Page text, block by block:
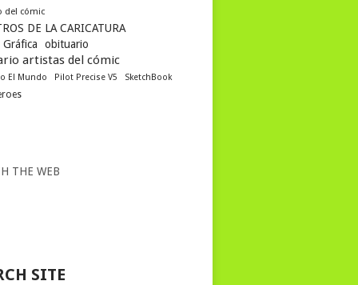
del cómic
DE LA CARICATURA
obituario
artistas del cómic
El Mundo Pilot Precise V5 SketchBook
THE WEB
SITE